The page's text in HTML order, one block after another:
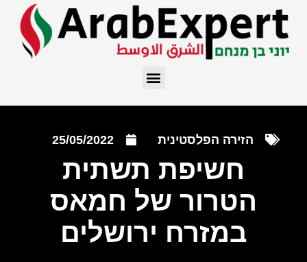
הזירה הפלסטינית 25/05/2022
חשיפת תשתית
הטרור של חמאס
במזרח ירושלים